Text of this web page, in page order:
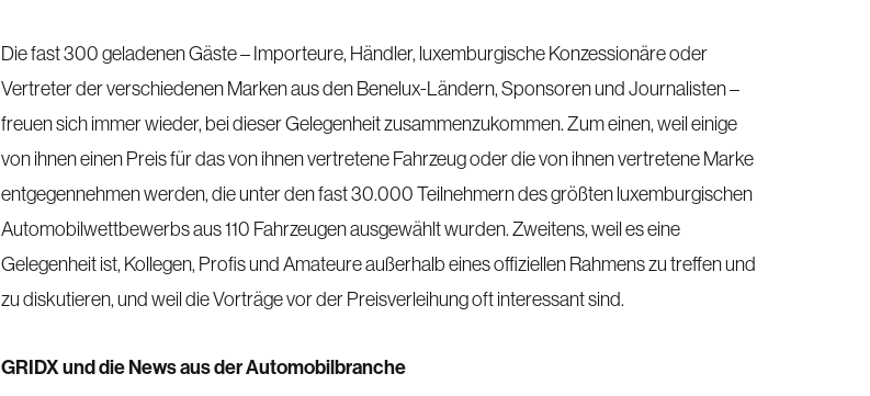
Die fast 300 geladenen Gäste – Importeure, Händler, luxemburgische Konzessionäre oder
Vertreter der verschiedenen Marken aus den Benelux-Ländern, Sponsoren und Journalisten –
freuen sich immer wieder, bei dieser Gelegenheit zusammenzukommen. Zum einen, weil einige
von ihnen einen Preis für das von ihnen vertretene Fahrzeug oder die von ihnen vertretene Marke
entgegennehmen werden, die unter den fast 30.000 Teilnehmern des größten luxemburgischen
Automobilwettbewerbs aus 110 Fahrzeugen ausgewählt wurden. Zweitens, weil es eine
Gelegenheit ist, Kollegen, Profis und Amateure außerhalb eines offiziellen Rahmens zu treffen und
zu diskutieren, und weil die Vorträge vor der Preisverleihung oft interessant sind.
GRIDX und die News aus der Automobilbranche